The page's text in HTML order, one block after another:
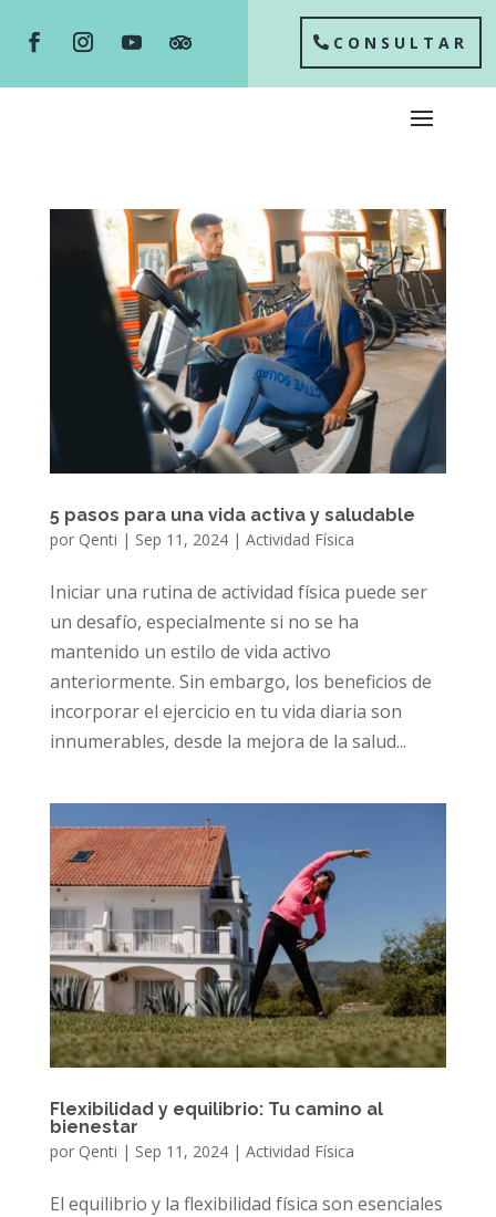
CONSULTAR
5 pasos para una vida activa y saludable
por Qenti | Sep 11, 2024| Actividad Física
Iniciar una rutina de actividad física puede ser
un desafío, especialmente si no se ha
mantenido un estilo de vida activo
anteriormente. Sin embargo, los beneficios de
incorporar el ejercicio en tu vida diaria son
innumerables, desde la mejora de la salud...
Flexibilidad y equilibrio: Tu camino al
bienestar
por Qenti | Sep 11, 2024| Actividad Física
El equilibrio y la flexibilidad física son esenciales